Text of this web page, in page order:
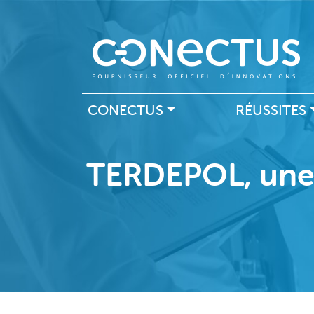
Navigation
CONECTUS RÉUSSITES
TERDEPOL,